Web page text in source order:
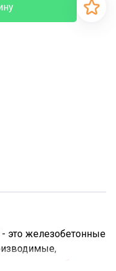
- это железобетонные
и тоннели сборные